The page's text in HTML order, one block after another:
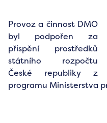
Provoz a činnost DMO
byl podpořen za
přispění prostředků
státního rozpočtu
České republiky z
programu Ministerstva